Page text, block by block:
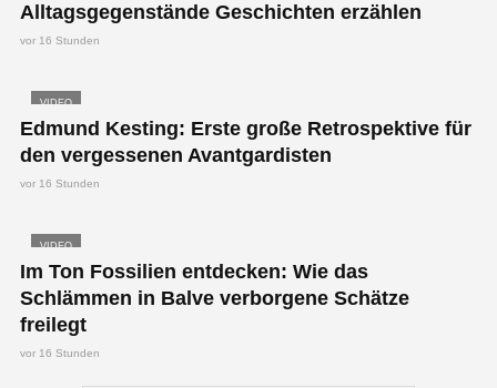
Alltagsgegenstände Geschichten erzählen
vor 16 Stunden
VIDEO
Edmund Kesting: Erste große Retrospektive für
den vergessenen Avantgardisten
vor 16 Stunden
VIDEO
Im Ton Fossilien entdecken: Wie das
Schlämmen in Balve verborgene Schätze
freilegt
vor 16 Stunden